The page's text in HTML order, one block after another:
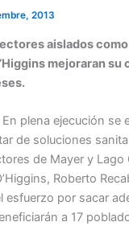
2013
aislados
mejoraran su
En plena ejecución se
de soluciones
de Mayer y
Roberto
esfuerzo por sacar
a 17